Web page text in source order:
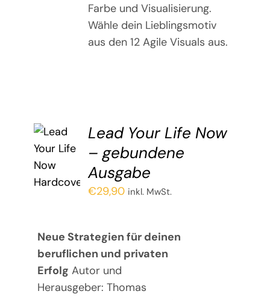
Farbe und Visualisierung.
Wähle dein Lieblingsmotiv
aus den 12 Agile Visuals aus.
Lead Your Life Now
– gebun­de­ne
Ausgabe
€29,90 inkl. MwSt.
Neue Strategien für deinen
beruflichen und privaten
Erfolg Autor und
Herausgeber: Thomas